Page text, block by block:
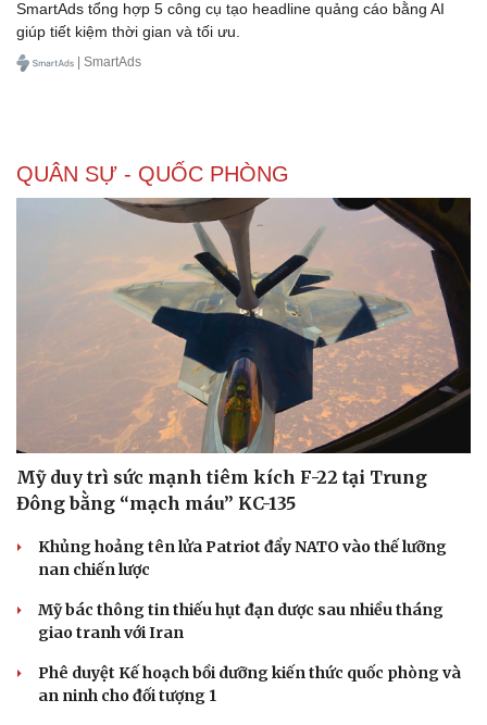
SmartAds tổng hợp 5 công cụ tạo headline quảng cáo bằng AI
giúp tiết kiệm thời gian và tối ưu.
| SmartAds
QUÂN SỰ - QUỐC PHÒNG
Mỹ duy trì sức mạnh tiêm kích F-22 tại Trung
Đông bằng “mạch máu” KC-135
Khủng hoảng tên lửa Patriot đẩy NATO vào thế lưỡng
nan chiến lược
Mỹ bác thông tin thiếu hụt đạn dược sau nhiều tháng
giao tranh với Iran
Phê duyệt Kế hoạch bồi dưỡng kiến thức quốc phòng và
an ninh cho đối tượng 1